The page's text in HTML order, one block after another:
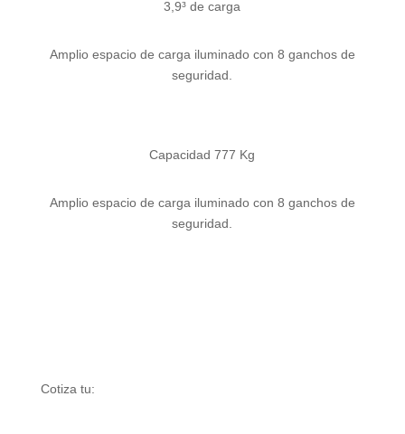
3,9³ de carga
Amplio espacio de carga iluminado con 8 ganchos de
seguridad.
Capacidad 777 Kg
Amplio espacio de carga iluminado con 8 ganchos de
seguridad.
Cotiza tu: